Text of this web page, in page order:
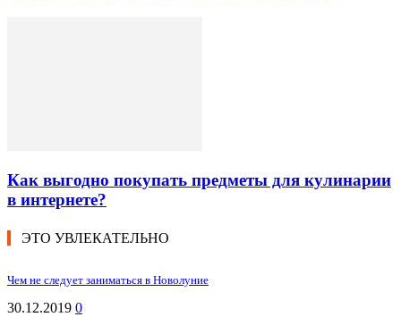
Как выгодно покупать предметы для кулинарии
в интернете?
ЭТО УВЛЕКАТЕЛЬНО
Чем не следует заниматься в Новолуние
30.12.2019 0